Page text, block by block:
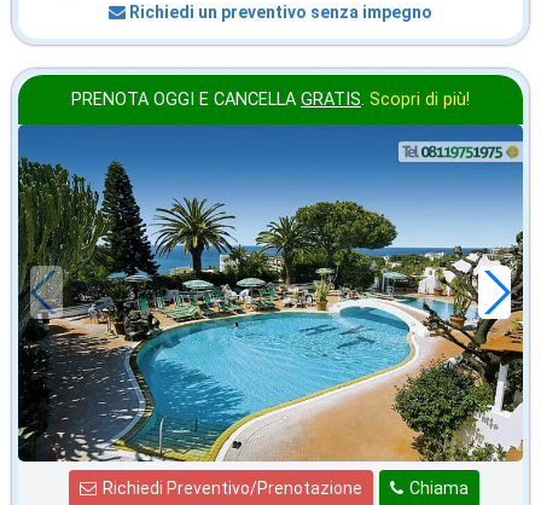
Richiedi un preventivo senza impegno
PRENOTA OGGI E CANCELLA GRATIS. Scopri di più!
in offerta da
€50,00
a notte
Chiama
Richiedi Preventivo/Prenotazione